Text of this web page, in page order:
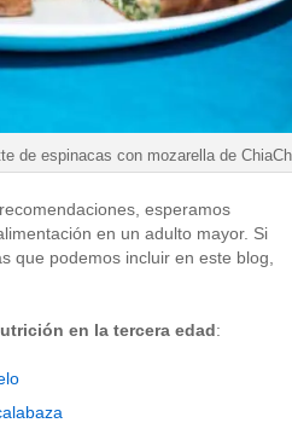
de espinacas con mozarella de
esperamos
en un adulto mayor. Si
que podemos incluir en este blog,
en la tercera edad: